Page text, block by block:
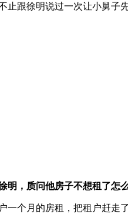
止跟徐明说过一次让小舅子
明，质问他房子不想租了怎
一个月的房租，把租户赶走